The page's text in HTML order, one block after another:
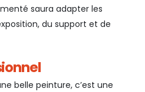
saura adapter les
du support et de
belle peinture, c’est une